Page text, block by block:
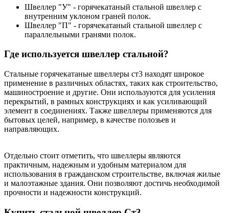
Швеллер "У" - горячекатаный стальной швеллер с
внутренним уклоном граней полок.
Швеллер "П" - горячекатаный стальной швеллер с
параллельными гранями полок.
Где используется швеллер стальной?
Стальные горячекатаные швеллеры ст3 находят широкое
применение в различных областях, таких как строительство,
машиностроение и другие. Они используются для усиления
перекрытий, в рамных конструкциях и как усиливающий
элемент в соединениях. Также швеллеры применяются для
бытовых целей, например, в качестве полозьев и
направляющих.
Отдельно стоит отметить, что швеллеры являются
практичным, надежным и удобным материалом для
использования в гражданском строительстве, включая жилые
и малоэтажные здания. Они позволяют достичь необходимой
прочности и надежности конструкций.